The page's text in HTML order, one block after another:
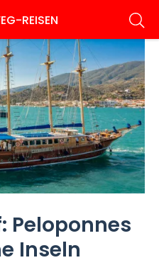
-REISEN
Peloponnes
Inseln